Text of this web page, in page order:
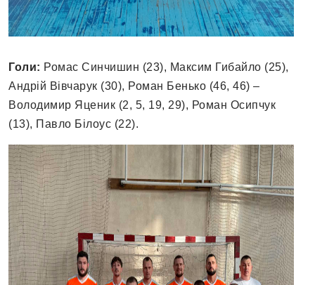
Голи: Ромас Синчишин (23), Максим Гибайло (25),
Андрій Вівчарук (30), Роман Бенько (46, 46) –
Володимир Яценик (2, 5, 19, 29), Роман Осипчук
(13), Павло Білоус (22).